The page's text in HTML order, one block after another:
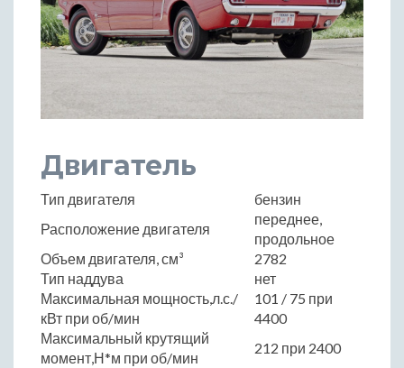
Двигатель
Тип двигателя
бензин
Расположение двигателя
переднее,
продольное
Объем двигателя, см³
2782
Тип наддува
нет
Максимальная мощность,л.с./
кВт при об/мин
101 / 75 при
4400
Максимальный крутящий
момент,Н*м при об/мин
212 при 2400